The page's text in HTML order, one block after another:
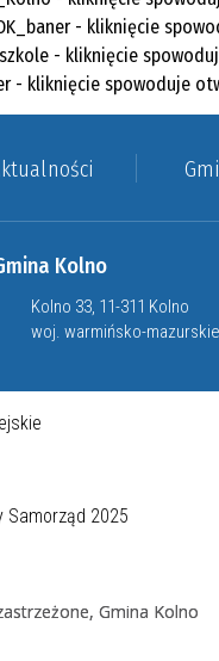
Kolno
Kolno 33, 11-311 Kolno
woj. warmińsko-mazurskie
Gmina Kolno